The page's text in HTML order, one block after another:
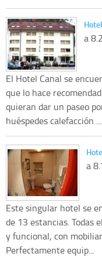
a
El Hotel Canal se
que lo hace
quieran dar un paseo
huéspedes calefacción ...
a
Este singular hotel se
de 13 estancias. Todas
y funcional, con
Perfectamente equip...